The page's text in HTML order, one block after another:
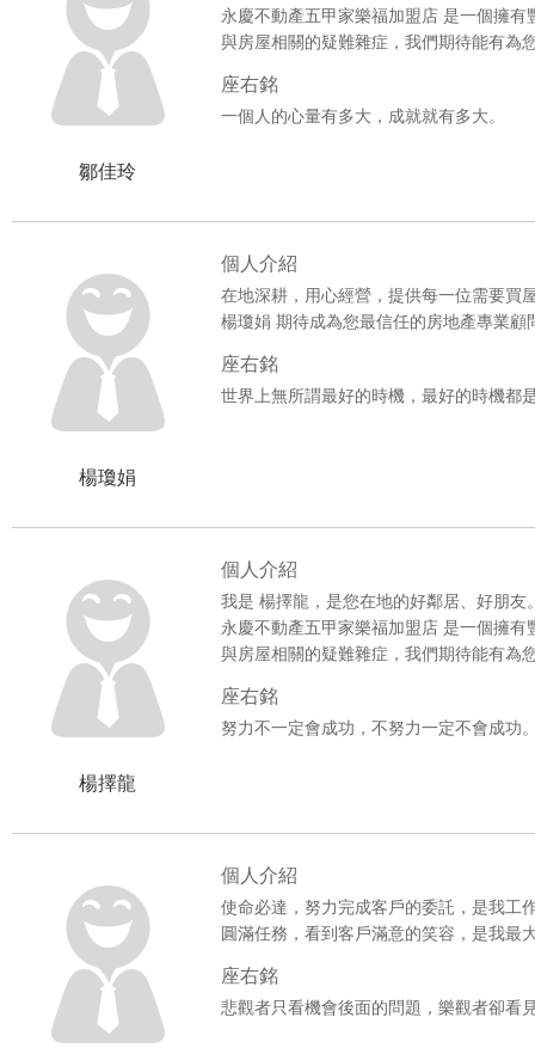
永慶不動產五甲家樂福加盟店 是一個擁
與房屋相關的疑難雜症，我們期待能有為
座右銘
一個人的心量有多大，成就就有多大。
鄒佳玲
個人介紹
在地深耕，用心經營，提供每一位需要買
楊瓊娟 期待成為您最信任的房地產專業顧
座右銘
世界上無所謂最好的時機，最好的時機都
楊瓊娟
個人介紹
我是 楊擇龍，是您在地的好鄰居、好朋友
永慶不動產五甲家樂福加盟店 是一個擁
與房屋相關的疑難雜症，我們期待能有為
座右銘
努力不一定會成功，不努力一定不會成功
楊擇龍
個人介紹
使命必達，努力完成客戶的委託，是我工
圓滿任務，看到客戶滿意的笑容，是我最
座右銘
悲觀者只看機會後面的問題，樂觀者卻看